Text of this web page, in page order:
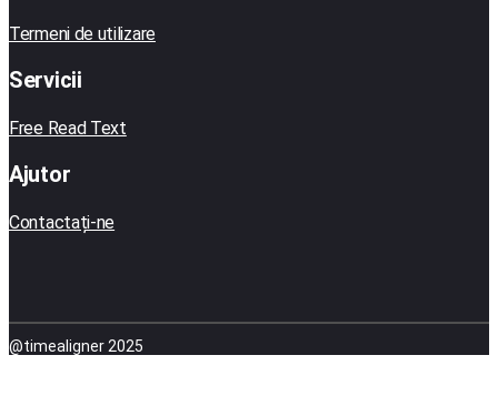
Termeni de utilizare
Servicii
Free Read Text
Ajutor
Contactați-ne
@timealigner 2025